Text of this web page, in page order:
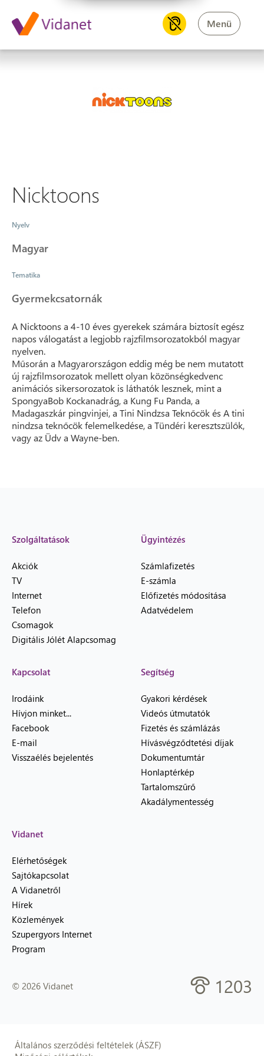
Menü
Nicktoons
Nicktoons
Nyelv
Magyar
Tematika
Gyermekcsatornák
A Nicktoons a 4-10 éves gyerekek számára biztosít egész
napos válogatást a legjobb rajzfilmsorozatokból magyar
nyelven.
Műsorán a Magyarországon eddig még be nem mutatott
új rajzfilmsorozatok mellett olyan közönségkedvenc
animációs sikersorozatok is láthatók lesznek, mint a
SpongyaBob Kockanadrág, a Kung Fu Panda, a
Madagaszkár pingvinjei, a Tini Nindzsa Teknőcök és A tini
nindzsa teknőcök felemelkedése, a Tündéri keresztszülők,
vagy az Üdv a Wayne-ben.
Szolgáltatások
Akciók
TV
Internet
Telefon
Csomagok
Digitális Jólét Alapcsomag
Ügyintézés
Számlafizetés
E-számla
Előfizetés módosítása
Adatvédelem
Kapcsolat
Irodáink
Hívjon minket...
Facebook
E-mail
Visszaélés bejelentés
Segítség
Gyakori kérdések
Videós útmutatók
Fizetés és számlázás
Hívásvégződtetési díjak
Dokumentumtár
Honlaptérkép
Tartalomszűrő
Akadálymentesség
Vidanet
Elérhetőségek
Sajtókapcsolat
A Vidanetről
Hírek
Közlemények
Szupergyors Internet
Program
© 2026 Vidanet 1203
Általános szerződési feltételek (ÁSZF)